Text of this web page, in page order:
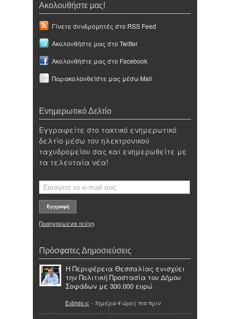
Ακολουθήστε μας!
Γίνετε συνδρομητές στο RSS Feed
Ακολουθήστε μας στο Twitter
Ακολουθήστε μας στο Facebook
Παρακολουθείστε μας μέσω Mail
Ενημερωτικό Δελτίο
Εγγραφείτε στο τακτικό ενημερωτικό
δελτίο μέσω του ηλεκτρονικού
ταχυδρομείου σας και ενημερωθείτε με
τα τελευταία νέα!
Προηγούμενα τεύχη
Πρόσφατες Δημοσιεύσεις
Η Περιφέρεια Θεσσαλίας ενισχύει
την Πολιτική Προστασία του Δήμου
Σοφάδων με 300.000 ευρώ
Ειδήσεις - 1ημέρα 4 ώρες πιο πριν